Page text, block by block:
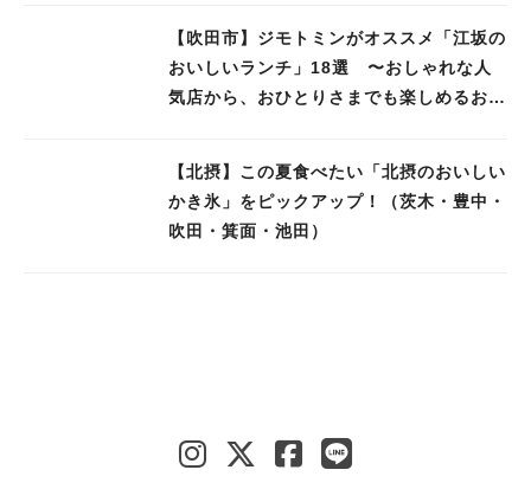
【吹田市】ジモトミンがオススメ「江坂の
おいしいランチ」18選 〜おしゃれな人
気店から、おひとりさまでも楽しめるお店
【北摂】この夏食べたい「北摂のおいしい
かき氷」をピックアップ！（茨木・豊中・
吹田・箕面・池田）